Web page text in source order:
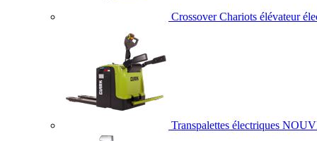
Crossover Chariots élévateur
Transpalettes électriques